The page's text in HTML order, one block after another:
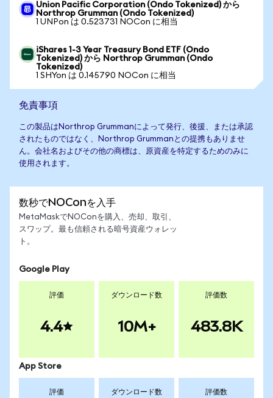
Union Pacific Corporation (Ondo Tokenized) から
Northrop Grumman (Ondo Tokenized)
1 UNPon は 0.523731 NOCon に相当
iShares 1-3 Year Treasury Bond ETF (Ondo
Tokenized) から Northrop Grumman (Ondo
Tokenized)
1 SHYon は 0.145790 NOCon に相当
免責事項
この製品はNorthrop Grummanによって発行、後援、または承認
されたものではなく、Northrop Grummanとの提携もありませ
ん。会社名およびその他の商標は、原資産を特定するためのみに
使用されます。
数秒でNOConを入手
MetaMaskでNOConを購入、売却、取引、
スワップ。最も信頼される暗号資産ウォレッ
ト。
Google Play
評価
4.4
ダウンロード数
10M+
評価数
483.8K
App Store
評価 ダウンロード数 評価数